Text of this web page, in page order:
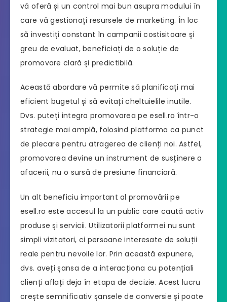
vă oferă și un control mai bun asupra modului în
care vă gestionați resursele de marketing. În loc
să investiți constant în campanii costisitoare și
greu de evaluat, beneficiați de o soluție de
promovare clară și predictibilă.
Această abordare vă permite să planificați mai
eficient bugetul și să evitați cheltuielile inutile.
Dvs. puteți integra promovarea pe esell.ro într-o
strategie mai amplă, folosind platforma ca punct
de plecare pentru atragerea de clienți noi. Astfel,
promovarea devine un instrument de susținere a
afacerii, nu o sursă de presiune financiară.
Un alt beneficiu important al promovării pe
esell.ro este accesul la un public care caută activ
produse și servicii. Utilizatorii platformei nu sunt
simpli vizitatori, ci persoane interesate de soluții
reale pentru nevoile lor. Prin această expunere,
dvs. aveți șansa de a interacționa cu potențiali
clienți aflați deja în etapa de decizie. Acest lucru
crește semnificativ șansele de conversie și poate